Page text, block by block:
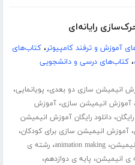
رایانه‌ای
آموزش و ترفند کامپیوتر،کتاب‌های
،کتاب‌های درسی و دانشجویی
انیمیشن سازی دو بعدی، پویانمایی،
،آموزش انیمیشن سازی،آموزش
،دانلود رایگان آموزش انیمیشن
،آموزش انیمیشن سازی برای کودکان،
،animation making،رشته ی
ی انیمیشن، پایه ی دوازدهم،